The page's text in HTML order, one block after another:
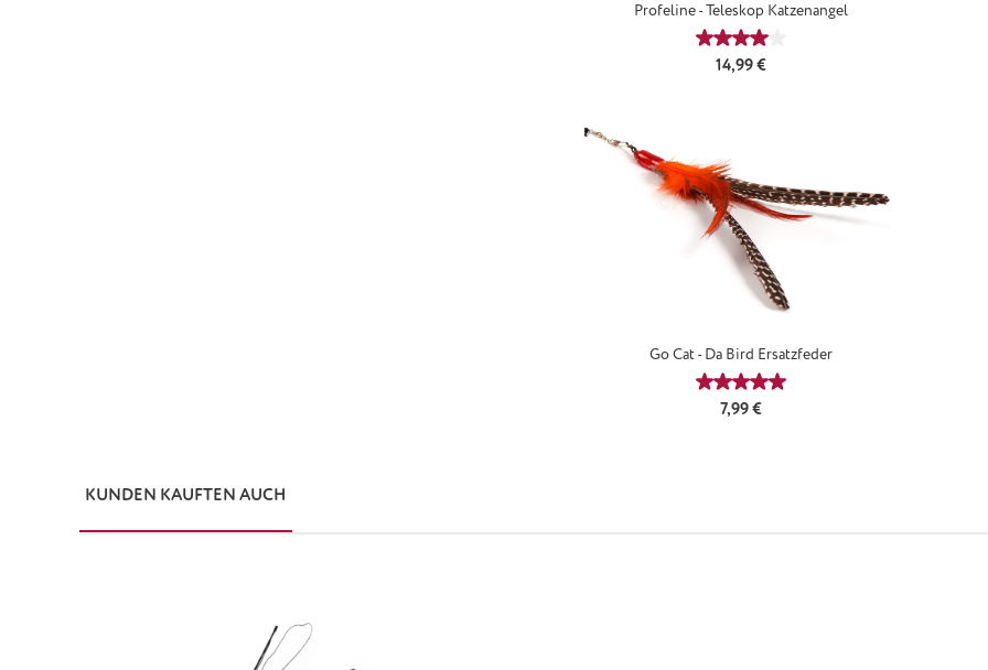
Profeline - Teleskop Katzenangel
Durchschnittliche Bewertung von
Regulärer Preis:
14,99 €
Go Cat - Da Bird Ersatzfeder
Durchschnittliche Bewertung von
Regulärer Preis:
7,99 €
KUNDEN KAUFTEN AUCH